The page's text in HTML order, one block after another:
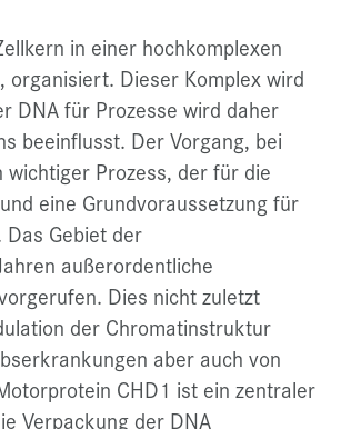
in einer hochkomplexen
Dieser Komplex wird
DNA für Prozesse wird daher
beeinflusst. Der Vorgang, bei
Prozess, der für die
eine Grundvoraussetzung für
Gebiet der
außerordentliche
Dies nicht zuletzt
der Chromatinstruktur
aber auch von
CHD1 ist ein zentraler
Verpackung der DNA